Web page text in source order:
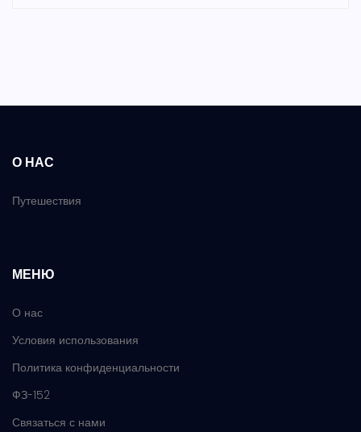
О НАС
Путешествия
МЕНЮ
О нас
Условия использования
Политика конфиденциальности
ФЗ-152
Связаться с нами